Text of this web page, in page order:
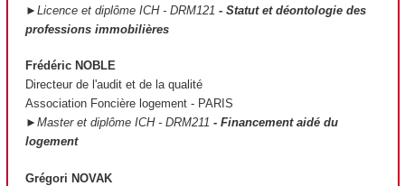
►Licence et diplôme ICH - DRM121 - Statut et déontologie des
professions immobilières
Frédéric NOBLE
Directeur de l'audit et de la qualité
Association Foncière logement - PARIS
►Master et diplôme ICH - DRM211 - Financement aidé du
logement
Grégori NOVAK